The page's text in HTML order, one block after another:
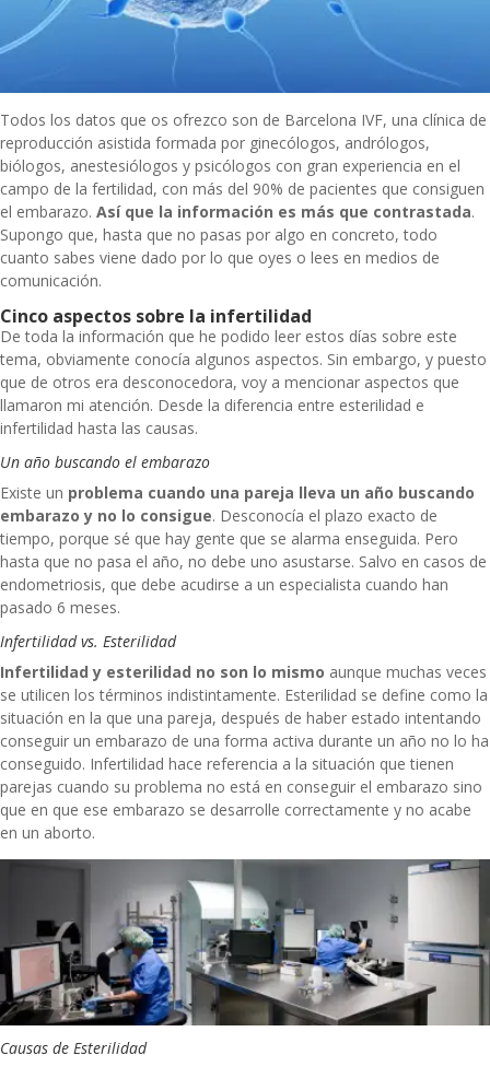
Todos los datos que os ofrezco son de Barcelona IVF, una clínica de
reproducción asistida formada por ginecólogos, andrólogos,
biólogos, anestesiólogos y psicólogos con gran experiencia en el
campo de la fertilidad, con más del 90% de pacientes que consiguen
el embarazo. Así que la información es más que contrastada.
Supongo que, hasta que no pasas por algo en concreto, todo
cuanto sabes viene dado por lo que oyes o lees en medios de
comunicación.
Cinco aspectos sobre la infertilidad
De toda la información que he podido leer estos días sobre este
tema, obviamente conocía algunos aspectos. Sin embargo, y puesto
que de otros era desconocedora, voy a mencionar aspectos que
llamaron mi atención. Desde la diferencia entre esterilidad e
infertilidad hasta las causas.
Un año buscando el embarazo
Existe un problema cuando una pareja lleva un año buscando
embarazo y no lo consigue. Desconocía el plazo exacto de
tiempo, porque sé que hay gente que se alarma enseguida. Pero
hasta que no pasa el año, no debe uno asustarse. Salvo en casos de
endometriosis, que debe acudirse a un especialista cuando han
pasado 6 meses.
Infertilidad vs. Esterilidad
Infertilidad y esterilidad no son lo mismo aunque muchas veces
se utilicen los términos indistintamente. Esterilidad se define como la
situación en la que una pareja, después de haber estado intentando
conseguir un embarazo de una forma activa durante un año no lo ha
conseguido. Infertilidad hace referencia a la situación que tienen
parejas cuando su problema no está en conseguir el embarazo sino
que en que ese embarazo se desarrolle correctamente y no acabe
en un aborto.
Causas de Esterilidad